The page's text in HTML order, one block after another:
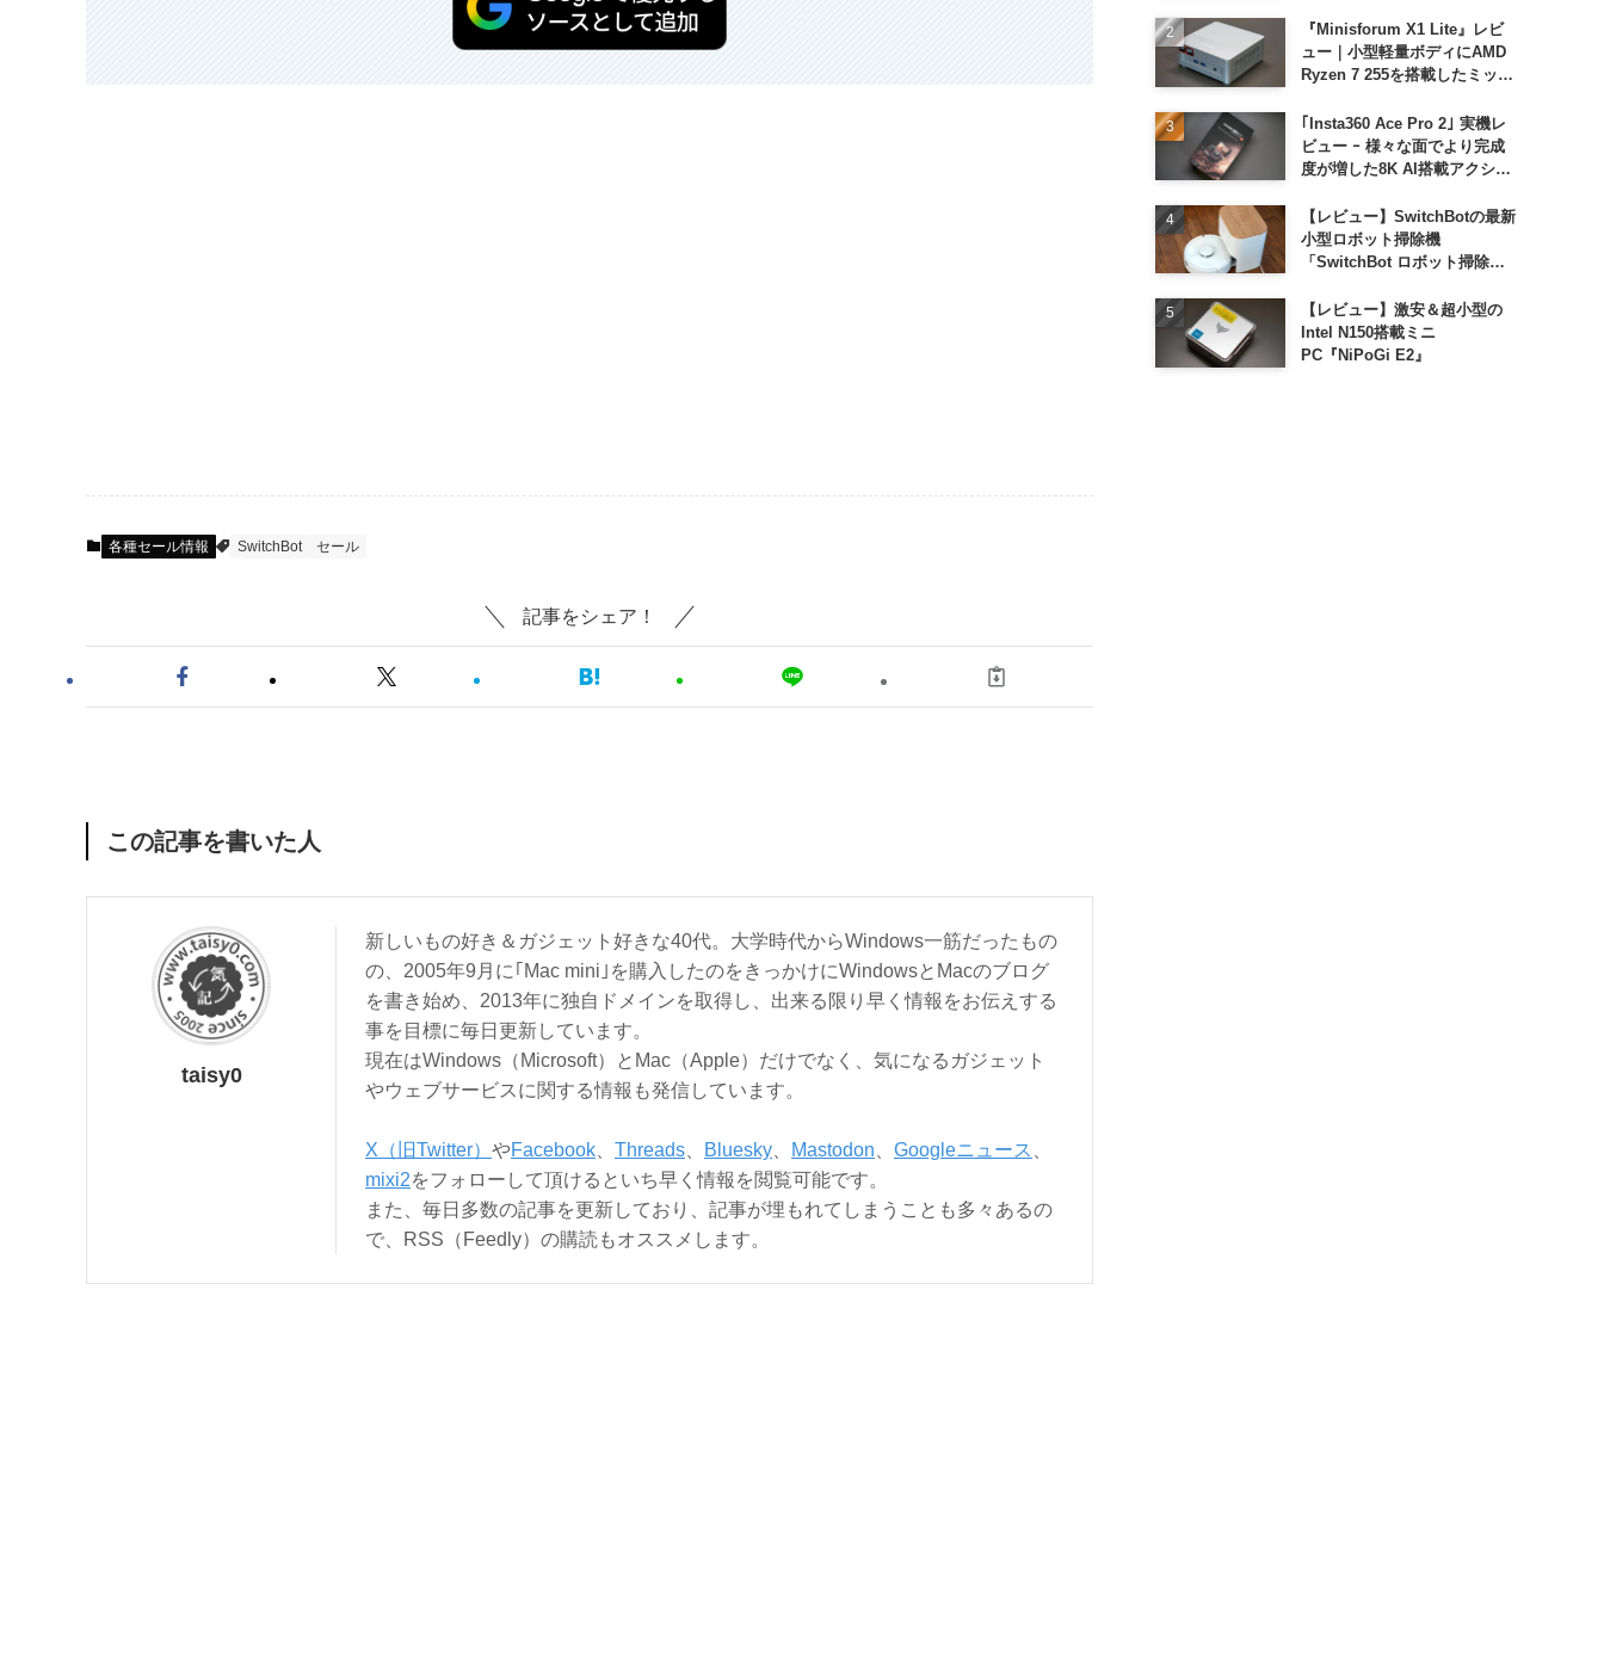
各種セール情報 SwitchBot セール
記事をシェア！
この記事を書いた人
taisy0
新しいもの好き＆ガジェット好きな40代。大学時代からWindows一筋だったもの
の、2005年9月に｢Mac mini｣を購入したのをきっかけにWindowsとMacのブログ
を書き始め、2013年に独自ドメインを取得し、出来る限り早く情報をお伝えする
事を目標に毎日更新しています。
現在はWindows（Microsoft）とMac（Apple）だけでなく、気になるガジェット
やウェブサービスに関する情報も発信しています。
X（旧Twitter） やFacebook Threads Bluesky Mastodon Googleニュース
mixi2をフォローして頂けるといち早く情報を閲覧可能です。
また、毎日多数の記事を更新しており、記事が埋もれてしまうことも多々あるの
で、RSS（Feedly）の購読もオススメします。
高性能
『Minisforum X1 Lite』レビ
ュー｜小型軽量ボディにAMD
Ryzen 7 255を搭載したミッド
｢Insta360 Ace Pro 2｣ 実機レ
ビュー ｰ 様々な面でより完成
度が増した8K AI搭載アクショ
【レビュー】SwitchBotの最新
小型ロボット掃除機
「SwitchBot ロボット掃除機
【レビュー】激安＆超小型の
Intel N150搭載ミニ
PC『NiPoGi E2』